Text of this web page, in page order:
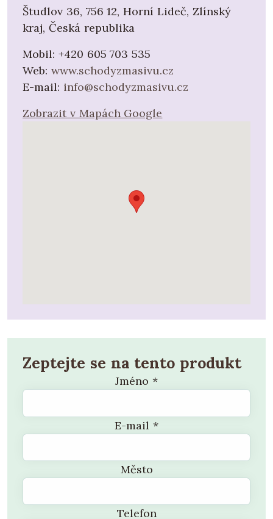
Študlov 36, 756 12, Horní Lideč, Zlínský
kraj, Česká republika
Mobil: +420 605 703 535
Web: www.schodyzmasivu.cz
E-mail: info@schodyzmasivu.cz
Zobrazit v Mapách Google
Zeptejte se na tento produkt
Jméno *
E-mail *
Město
Telefon